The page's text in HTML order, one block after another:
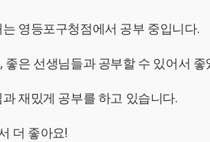
영등포구청점에서 공부 중입니다.
좋은 선생님들과 공부할 수 있어서 좋
재밌게 공부를 하고 있습니다.
더 좋아요!